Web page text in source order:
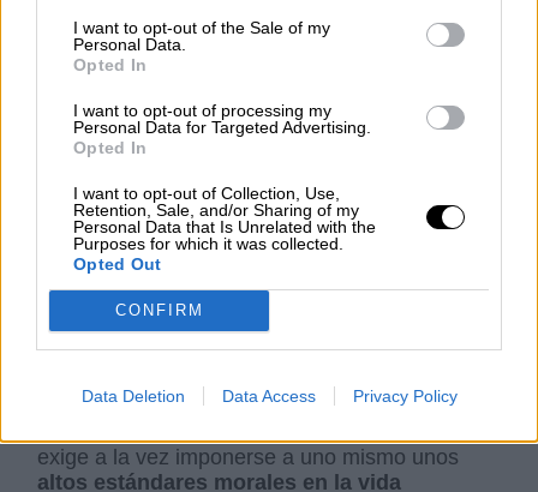
I want to opt-out of the Sale of my
Personal Data.
Opted In
I want to opt-out of processing my
Personal Data for Targeted Advertising.
Opted In
I want to opt-out of Collection, Use,
Retention, Sale, and/or Sharing of my
Personal Data that Is Unrelated with the
Purposes for which it was collected.
Opted Out
CONFIRM
Data Deletion Data Access Privacy Policy
La ideología de izquierdas apela a una
etapa
posterior de la evolución humana: aquella
en que nuestra especie triunfa sobre las
demás por su enorme capacidad de
cooperar los unos con los otros. Aunque en
el mundo capitalista actual —que padece un
extremo individualismo— muchas personas lo
desconozcan, nuestro confortable modo de vida
se basa en la cooperación, en el hecho de que
unos trabajamos para otros.Gracias a ello,
de jubilación. Y a los débiles y enfermos no se
les deja atrás, la misma protección que ejercían
con ellos nuestros antepasados prehistóricos.
exige a la vez imponerse a uno mismo unos
altos estándares morales en la vida